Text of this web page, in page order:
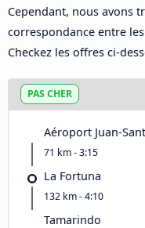
Cependant, nous avons
correspondance entre
Checkez les offres ci-
PAS CHER
Aéroport Juan-
71 km - 3:15
La Fortuna
132 km - 4:10
Tamarindo